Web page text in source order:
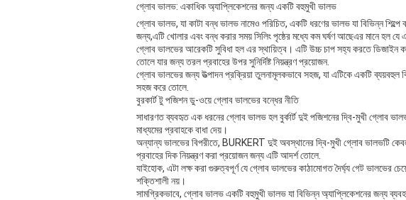
গ্লোব ভালভ: একাধিক অ্যাপ্লিকেশনের জন্য একটি বহুমুখী ভালভ
গ্লোব ভালভ, যা কাটা বন্ধ ভালভ নামেও পরিচিত, একটি ধরণের ভালভ যা বিভিন্ন
জন্য,এটি খোলার এবং বন্ধ করার সময় সিলিং পৃষ্ঠের মধ্যে কম ঘর্ষণ আছেএর মানে হল
গ্লোব ভালভের আরেকটি সুবিধা হল এর স্থায়িত্ব। এটি উচ্চ চাপ সহ্য করতে ডিজাইন
তোলে যার জন্য তরল প্রবাহের উপর সুনির্দিষ্ট নিয়ন্ত্রণ প্রয়োজন.
গ্লোব ভালভের জন্য উত্পাদন প্রক্রিয়া তুলনামূলকভাবে সহজ, যা এটিকে একটি ব্যয়বহুল
সহজ করে তোলে.
বুরকার্ট টু পজিশন ডু-ওয়ে গ্লোব ভালভের বন্ধের নীতি
সাধারণত ব্যবহৃত এক ধরনের গ্লোব ভালভ হল বুর্কার্ট দুই পজিশনের দ্বি-মুখী গ্লোব
মাধ্যমের প্রবাহকে বাধা দেয়।
অন্যান্য ভালভের বিপরীতে, BURKERT দুই অবস্থানের দ্বি-মুখী গ্লোব ভালভটি
প্রবাহের দিক নিয়ন্ত্রণ করা প্রয়োজন জন্য এটি আদর্শ তোলে.
যাইহোক, এটা লক্ষ করা গুরুত্বপূর্ণ যে গ্লোব ভালভের কাঠামোগত দৈর্ঘ্য গেট ভালভের
শক্তিশালী নয়।
সামগ্রিকভাবে, গ্লোব ভালভ একটি বহুমুখী ভালভ যা বিভিন্ন অ্যাপ্লিকেশনের জন্য